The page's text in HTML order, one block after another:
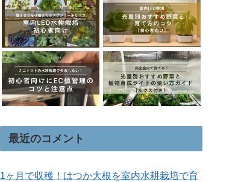
最近のコメント
1ヶ月で収穫！はつか大根を室内水耕栽培で育